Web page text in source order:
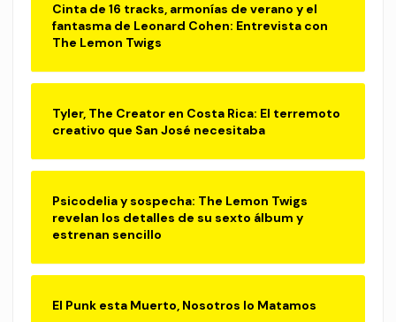
Cinta de 16 tracks, armonías de verano y el
fantasma de Leonard Cohen: Entrevista con
The Lemon Twigs
Tyler, The Creator en Costa Rica: El terremoto
creativo que San José necesitaba
Psicodelia y sospecha: The Lemon Twigs
revelan los detalles de su sexto álbum y
estrenan sencillo
El Punk esta Muerto, Nosotros lo Matamos